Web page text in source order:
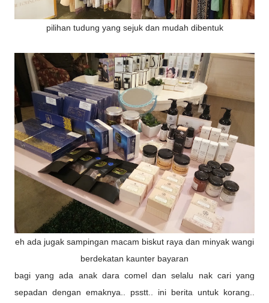
pilihan tudung yang sejuk dan mudah dibentuk
eh ada jugak sampingan macam biskut raya dan minyak wangi
berdekatan kaunter bayaran
bagi yang ada anak dara comel dan selalu nak cari yang
sepadan dengan emaknya.. psstt.. ini berita untuk korang..